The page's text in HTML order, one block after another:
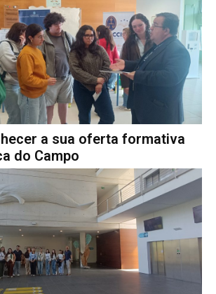
a sua oferta formativa
do Campo